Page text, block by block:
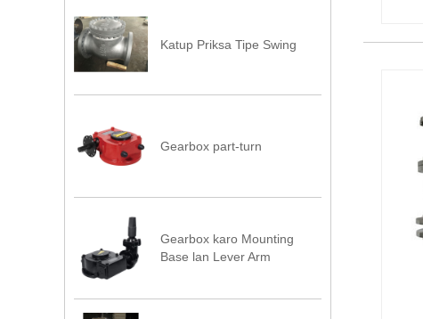
Katup Priksa Tipe Swing
Gearbox part-turn
Gearbox karo Mounting
Base lan Lever Arm